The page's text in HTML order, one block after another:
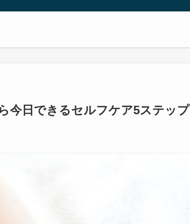
今日できるセルフケア5ステップ